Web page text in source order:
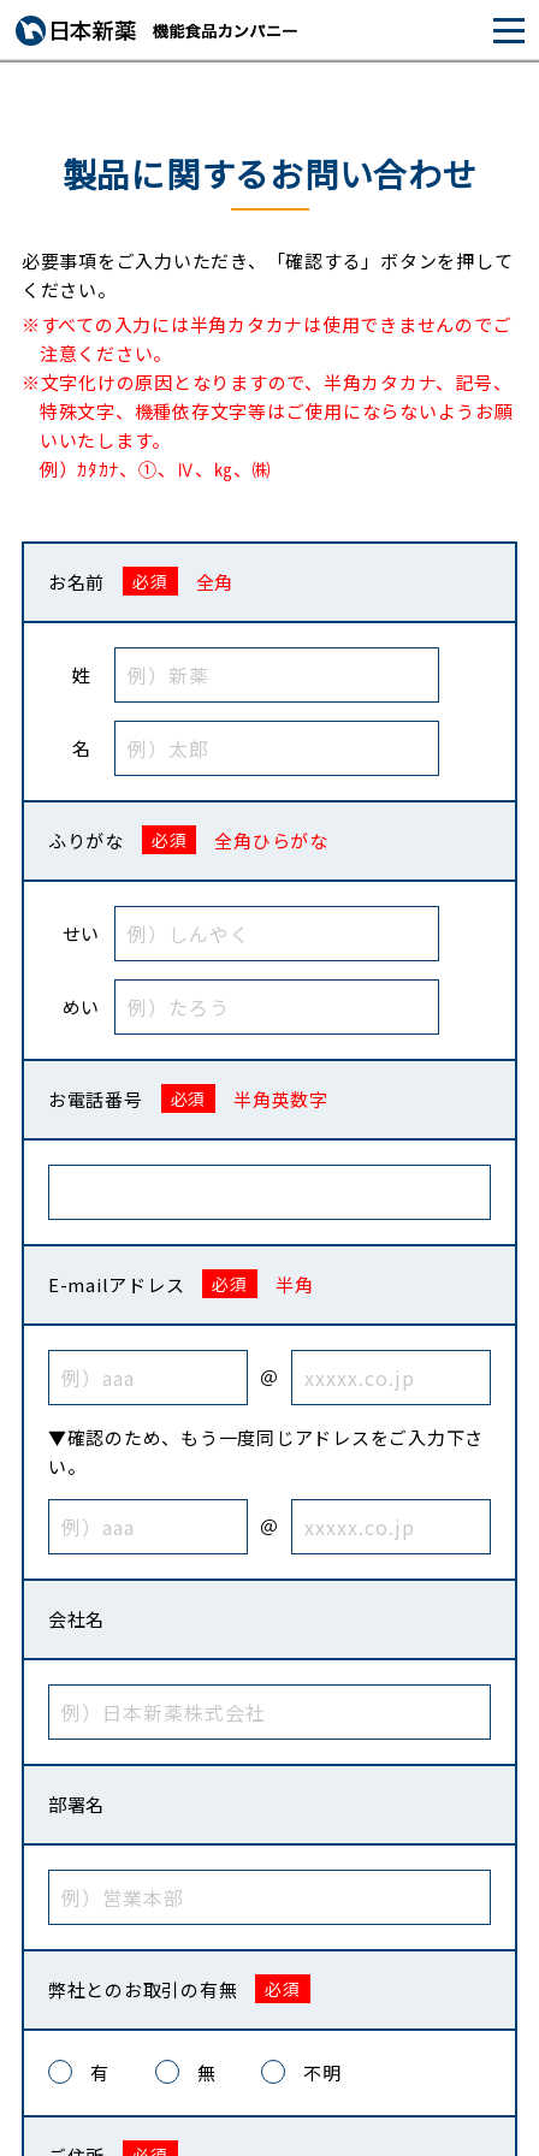
製品に関するお問い合わせ
必要事項をご入力いただき、「確認する」ボタンを押して
ください。
※すべての入力には半角カタカナは使用できませんのでご
注意ください。
※文字化けの原因となりますので、半角カタカナ、記号、
特殊文字、機種依存文字等はご使用にならないようお願
いいたします。
例）ｶﾀｶﾅ、①、Ⅳ、㎏、㈱
お名前 全角
姓
名
ふりがな 全角ひらがな
せい
めい
お電話番号 半角英数字
E-mailアドレス 半角
＠
▼確認のため、もう一度同じアドレスをご入力下さ
い。
＠
会社名
部署名
弊社とのお取引の有無
有 無 不明